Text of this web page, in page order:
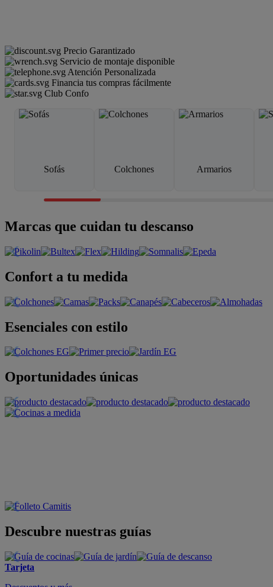
Precio Garantizado
Servicio de montaje disponible
Atención Personalizada
Financia tus compras fácilmente
Club Confo
Sofás Colchones Armarios
Marcas que cuidan tu descanso
Confort a tu medida
Esenciales con estilo
Oportunidades únicas
Descubre nuestras guías
Tarjeta